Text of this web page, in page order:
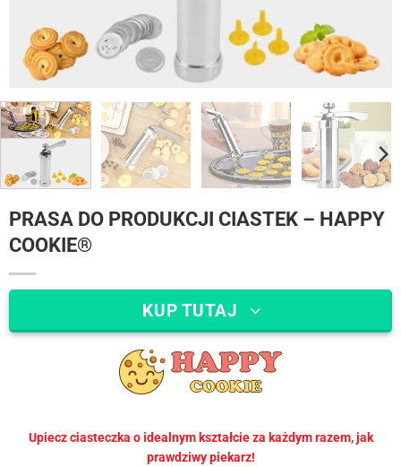
PRASA DO PRODUKCJI CIASTEK – HAPPY
COOKIE®
KUP TUTAJ
Upiecz ciasteczka o idealnym kształcie za każdym razem, jak
prawdziwy piekarz!